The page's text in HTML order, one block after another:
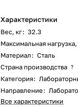
Характеристики
Вес, кг: 32.3
Максимальная нагрузка,
Материал: Сталь
Страна производства ?
Категория:
Направление:
Все характеристики